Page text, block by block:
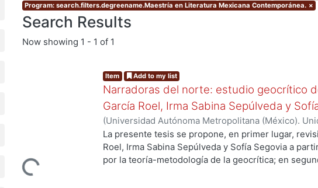
Program: search.filters.degreename.Maestría en Literatura Mexicana Contemporánea. ×
Search Results
Now showing 1 - 1 of 1
Loading...
Item Add to my list
Narradoras del norte: estudio geocrítico
García Roel, Irma Sabina Sepúlveda y
(Universidad Autónoma Metropolitana (México).
de Servicios de Información.,2021-01)Monter
La presente tesis se propone, en primer lugar,
Roel, Irma Sabina Sepúlveda y Sofía Segovia a
por la teoría-metodología de la geocrítica; en